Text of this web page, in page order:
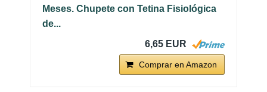
Meses. Chupete con Tetina Fisiológica
de...
6,65 EUR
Comprar en Amazon